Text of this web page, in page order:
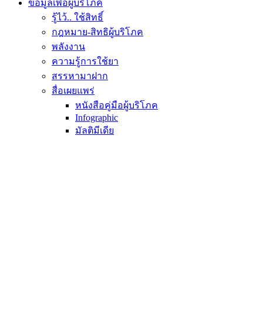
ข้อมูลเพื่อผู้บริโภค
รู้ไว้.. ใช้สิทธิ์
กฎหมาย-สิทธิผู้บริโภค
พลังงาน
ความรู้การใช้ยา
สรรหามาฝาก
สื่อเผยแพร่
หนังสือคู่มือผู้บริโภค
Infographic
มัลติมีเดีย